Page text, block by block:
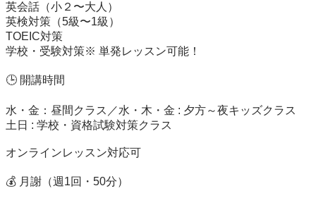
英会話（小２〜大人）
英検対策（5級〜1級）
TOEIC対策
学校・受験対策※ 単発レッスン可能！
🕒 開講時間
水・金：昼間クラス／水・木・金 : 夕方～夜キッズクラス
土日 : 学校・資格試験対策クラス
オンラインレッスン対応可
💰 月謝（週1回・50分）